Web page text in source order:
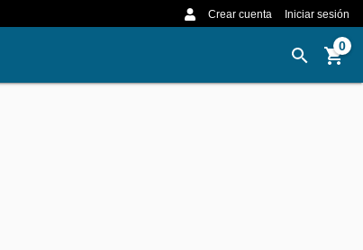
Crear cuenta Iniciar sesión
0